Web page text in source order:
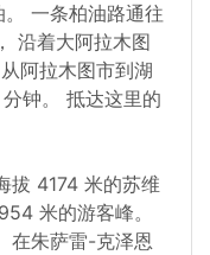
一条柏油路通往
沿着大阿拉木图
阿拉木图市到湖
钟。 抵达这里的
拔 4174 米的苏维
米的游客峰。
在朱萨雷-克泽恩